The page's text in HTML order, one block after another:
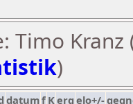
Timo Kranz
)
datumf Kerg elo+/-